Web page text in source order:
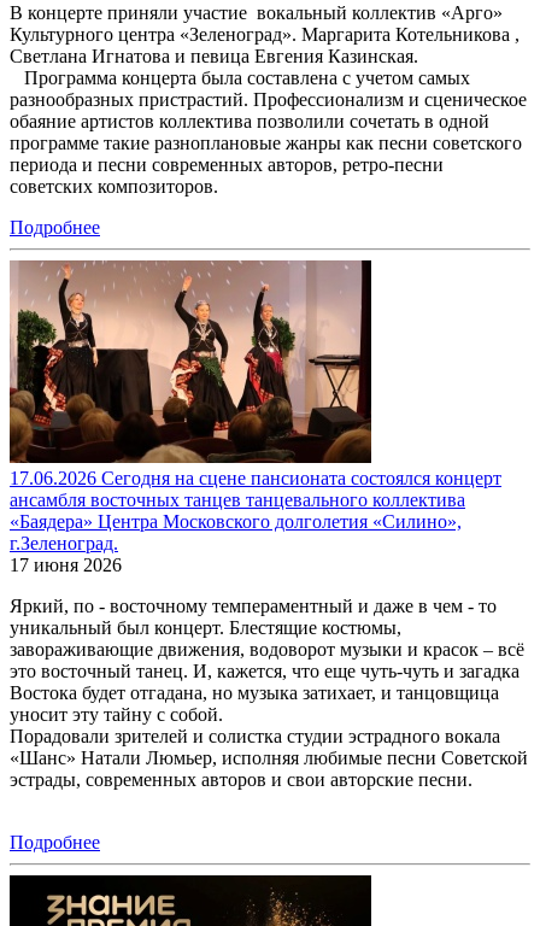
В концерте приняли участие вокальный коллектив «Арго»
Культурного центра «Зеленоград». Маргарита Котельникова ,
Светлана Игнатова и певица Евгения Казинская.
Программа концерта была составлена с учетом самых
разнообразных пристрастий. Профессионализм и сценическое
обаяние артистов коллектива позволили сочетать в одной
программе такие разноплановые жанры как песни советского
периода и песни современных авторов, ретро-песни
советских композиторов.
Подробнее
17.06.2026 Сегодня на сцене пансионата состоялся концерт
ансамбля восточных танцев танцевального коллектива
«Баядера» Центра Московского долголетия «Силино»,
г.Зеленоград.
17 июня 2026
Яркий, по - восточному темпераментный и даже в чем - то
уникальный был концерт. Блестящие костюмы,
завораживающие движения, водоворот музыки и красок – всё
это восточный танец. И, кажется, что еще чуть-чуть и загадка
Востока будет отгадана, но музыка затихает, и танцовщица
уносит эту тайну с собой.
Порадовали зрителей и солистка студии эстрадного вокала
«Шанс» Натали Люмьер, исполняя любимые песни Советской
эстрады, современных авторов и свои авторские песни.
Подробнее